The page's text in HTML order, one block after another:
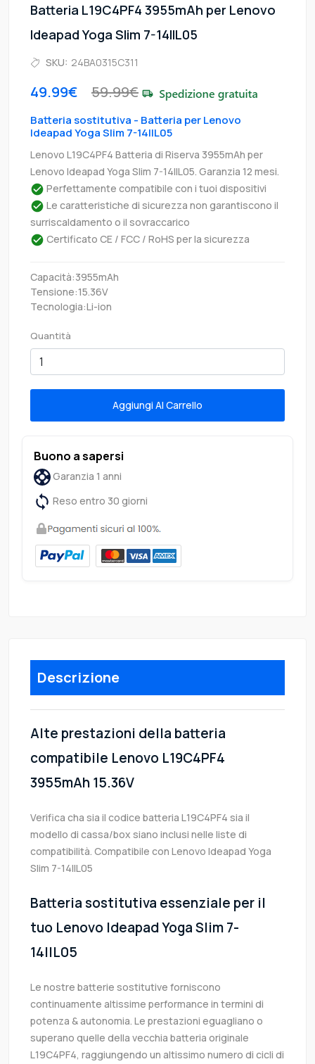
Batteria L19C4PF4 3955mAh per Lenovo
Ideapad Yoga Slim 7-14IIL05
SKU: 24BA0315C311
49.99€ 59.99€
Batteria sostitutiva - Batteria per Lenovo
Ideapad Yoga Slim 7-14IIL05
Lenovo L19C4PF4 Batteria di Riserva 3955mAh per
Lenovo Ideapad Yoga Slim 7-14IIL05. Garanzia 12 mesi.
Perfettamente compatibile con i tuoi dispositivi
Le caratteristiche di sicurezza non garantiscono il
surriscaldamento o il sovraccarico
Certificato CE / FCC / RoHS per la sicurezza
Capacità:3955mAh
Tensione:15.36V
Tecnologia:Li-ion
Quantità
Aggiungi Al Carrello
Buono a sapersi
Garanzia 1 anni
Reso entro 30 giorni
Descrizione
Alte prestazioni della batteria
compatibile Lenovo L19C4PF4
3955mAh 15.36V
Verifica cha sia il codice batteria L19C4PF4 sia il
modello di cassa/box siano inclusi nelle liste di
compatibilità. Compatibile con Lenovo Ideapad Yoga
Slim 7-14IIL05
Batteria sostitutiva essenziale per il
tuo Lenovo Ideapad Yoga Slim 7-
14IIL05
Le nostre batterie sostitutive forniscono
continuamente altissime performance in termini di
potenza & autonomia. Le prestazioni eguagliano o
superano quelle della vecchia batteria originale
L19C4PF4, raggiungendo un altissimo numero di cicli di